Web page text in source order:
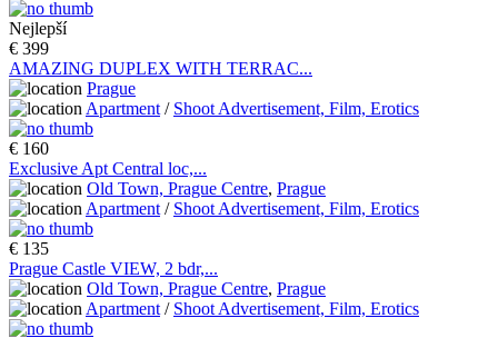
Nejlepší
€ 399
AMAZING DUPLEX WITH TERRAC...
Prague
Apartment / Shoot Advertisement, Film, Erotics
€ 160
Exclusive Apt Central loc,...
Old Town, Prague Centre, Prague
Apartment / Shoot Advertisement, Film, Erotics
€ 135
Prague Castle VIEW, 2 bdr,...
Old Town, Prague Centre, Prague
Apartment / Shoot Advertisement, Film, Erotics